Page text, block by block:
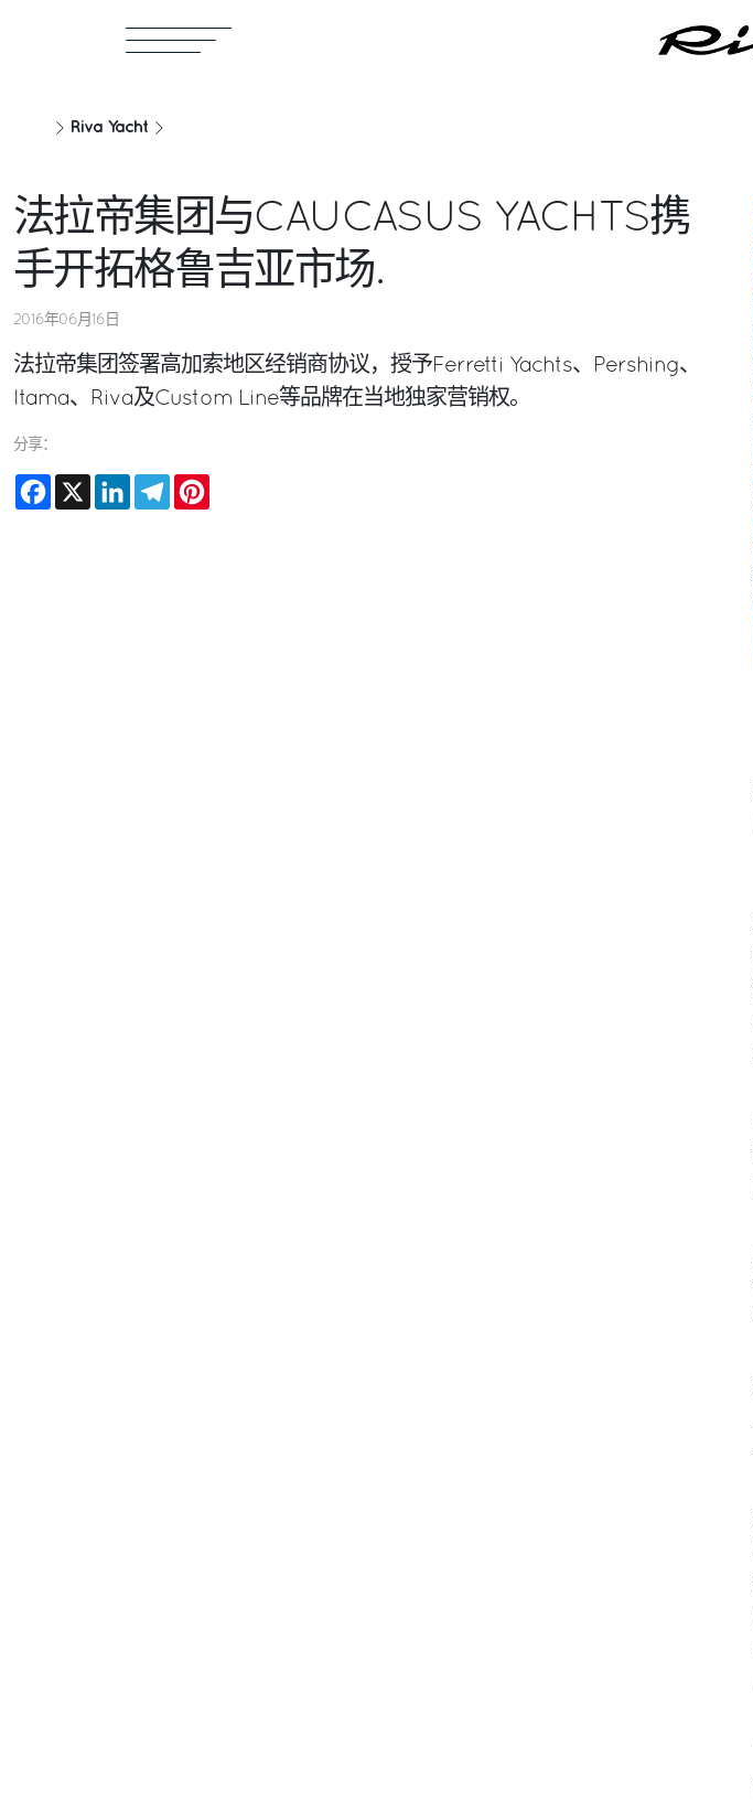
Riva Yacht
法拉帝集团与CAUCASUS YACHTS携
手开拓格鲁吉亚市场.
2016年06月16日
法拉帝集团签署高加索地区经销商协议，授予Ferretti Yachts、Pershing、
Itama、Riva及Custom Line等品牌在当地独家营销权。
分享：
Facebook
X LinkedInTelegram